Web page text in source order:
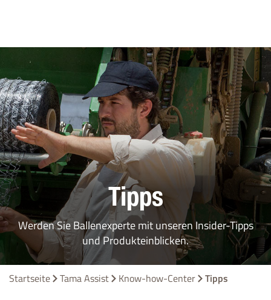
Tipps
Werden Sie Ballenexperte mit unseren Insider-Tipps
und Produkteinblicken.
Startseite Tama Assist Know-how-Center Tipps